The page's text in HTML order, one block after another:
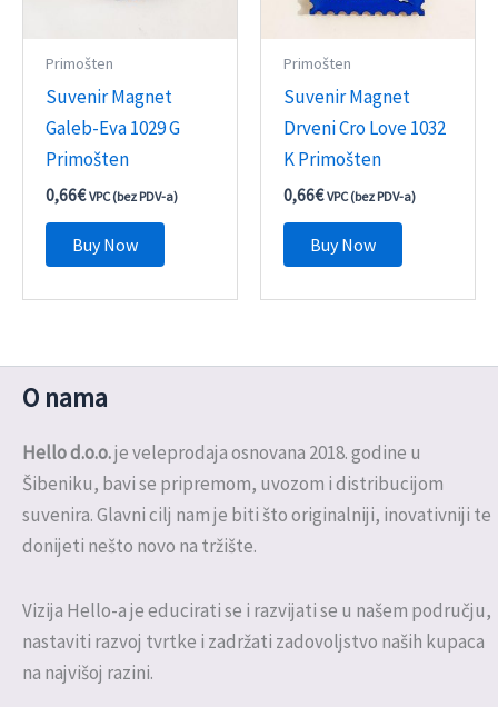
Primošten
Suvenir Magnet
Galeb-Eva 1029 G
Primošten
0,66€ VPC (bez PDV-a)
Buy Now
Primošten
Suvenir Magnet
Drveni Cro Love 1032
K Primošten
0,66€ VPC (bez PDV-a)
Buy Now
O nama
Hello d.o.o.je veleprodaja osnovana 2018. godine u
Šibeniku, bavi se pripremom, uvozom i distribucijom
suvenira. Glavni cilj nam je biti što originalniji, inovativniji te
donijeti nešto novo na tržište.
Vizija Hello-a je educirati se i razvijati se u našem području,
nastaviti razvoj tvrtke i zadržati zadovoljstvo naših kupaca
na najvišoj razini.